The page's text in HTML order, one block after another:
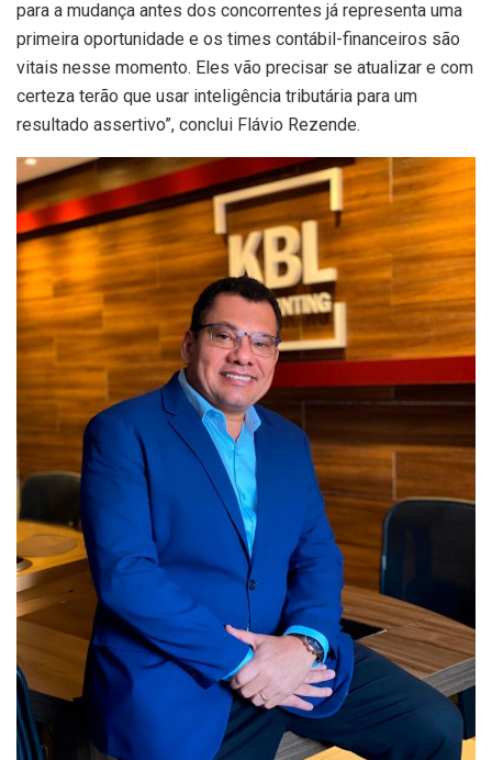
para a mudança antes dos concorrentes já representa uma
primeira oportunidade e os times contábil-financeiros são
vitais nesse momento. Eles vão precisar se atualizar e com
certeza terão que usar inteligência tributária para um
resultado assertivo”, conclui Flávio Rezende.